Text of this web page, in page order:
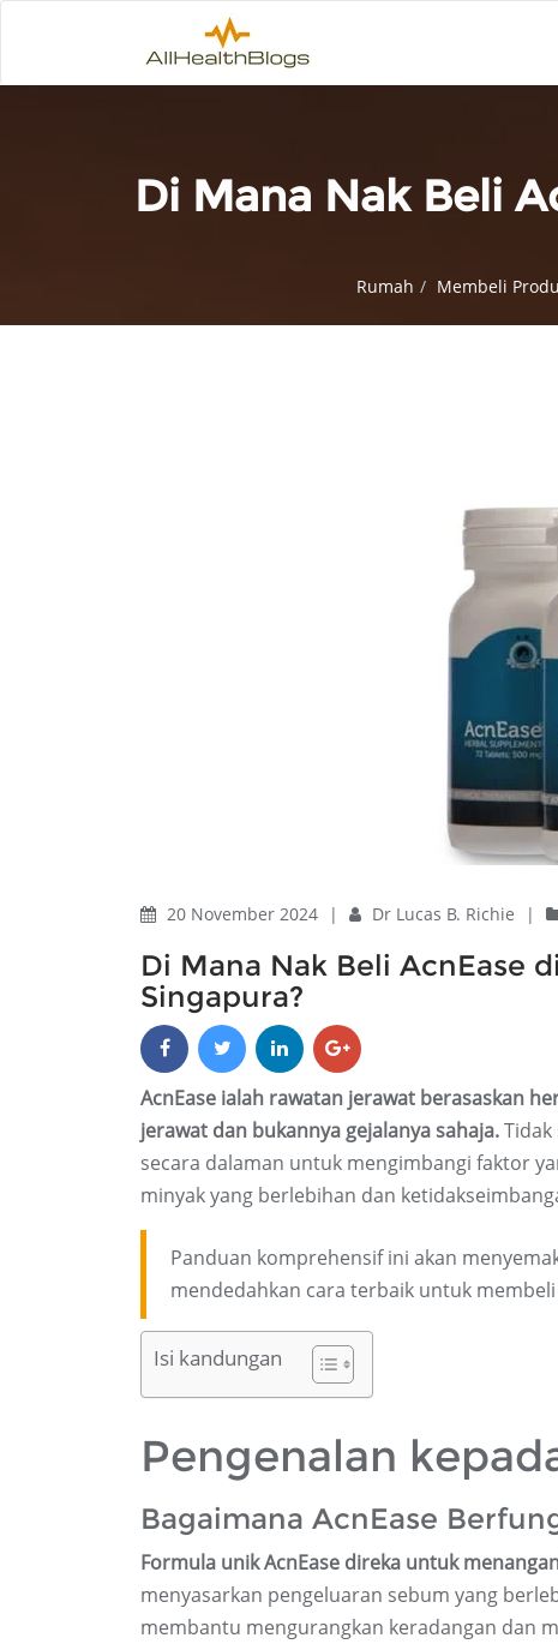
Di Mana Nak Beli
Rumah Membeli
20 November 2024 | Dr Lucas B. Richie |
Di Mana Nak Beli AcnEase
Singapura?
AcnEase ialah rawatan jerawat berasaskan
jerawat dan bukannya gejalanya sahaja.
secara dalaman untuk mengimbangi faktor
minyak yang berlebihan dan
Panduan komprehensif ini akan
mendedahkan cara terbaik untuk membeli
Isi kandungan
Pengenalan
Bagaimana AcnEase
Formula unik AcnEase direka untuk
menyasarkan pengeluaran sebum yang
membantu mengurangkan keradangan dan